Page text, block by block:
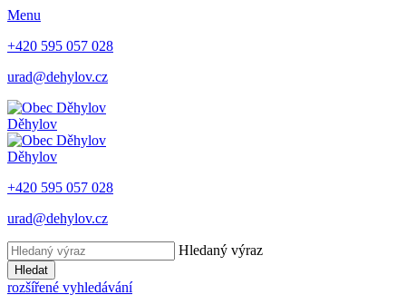
Menu
+420 595 057 028
urad@dehylov.cz
Děhylov
Děhylov
+420 595 057 028
urad@dehylov.cz
Hledaný výraz
Hledat
rozšířené vyhledávání